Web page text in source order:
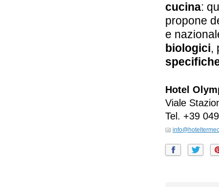
cucina:
propone
e
biologici,
Hotel
Viale
Tel. +39